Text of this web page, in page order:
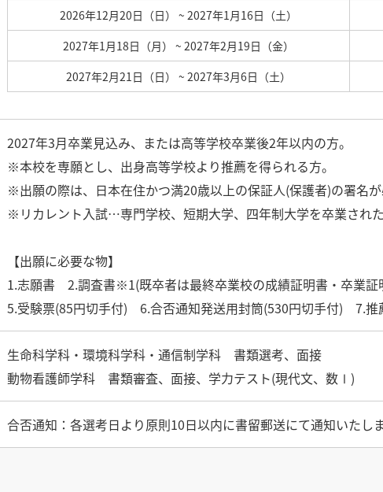
2026年12月20日（日） ~ 2027年1月16日（土）
2027年1月18日（月） ~ 2027年2月19日（金）
2027年2月21日（日） ~ 2027年3月6日（土）
2027年3月卒業見込み、または高等学校卒業後2年以内の方。
※本校を専願とし、出身高等学校より推薦を得られる方。
※出願の際は、日本在住かつ満20歳以上の保証人(保護者)の署名が
※リカレント入試…専門学校、短期大学、四年制大学を卒業され
【出願に必要な物】
1.志願書 2.調査書※1(既卒者は最終卒業校の成績証明書・卒業
5.受験票(85円切手付) 6.合否通知発送用封筒(530円切手付) 7.推
生命科学科・環境科学科・通信制学科 書類選考、面接
動物看護師学科 書類審査、面接、学力テスト(現代文、数Ⅰ)
合否通知：各選考日より原則10日以内に書留郵送にて通知いたしま